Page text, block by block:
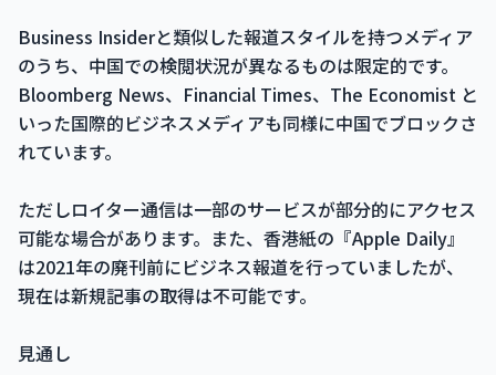
Business Insiderと類似した報道スタイルを持つメディア
のうち、中国での検閲状況が異なるものは限定的です。
Bloomberg News、Financial Times、The Economist と
いった国際的ビジネスメディアも同様に中国でブロックさ
れています。
ただしロイター通信は一部のサービスが部分的にアクセス
可能な場合があります。また、香港紙の『Apple Daily』
は2021年の廃刊前にビジネス報道を行っていましたが、
現在は新規記事の取得は不可能です。
見通し